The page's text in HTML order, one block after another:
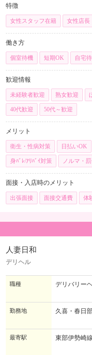
特徴
女性スタッフ在籍 女性店長
働き方
個室待機 短期OK 自宅
歓迎情報
未経験者歓迎 熟女歓迎
40代歓迎 50代～歓迎
メリット
衛生・性病対策 日払いOK
身ﾊﾞﾚ/ｱﾘﾊﾞｲ対策 ノルマ・
面接・入店時のメリット
出張面接 面接交通費 体
人妻日和
デリヘル
職種 デリバリー
勤務地 久喜・春日
最寄駅 東部伊勢崎